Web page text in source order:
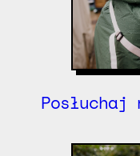
Posłuchaj